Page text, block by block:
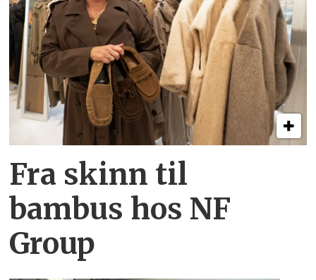
Fra skinn til
bambus hos NF
Group